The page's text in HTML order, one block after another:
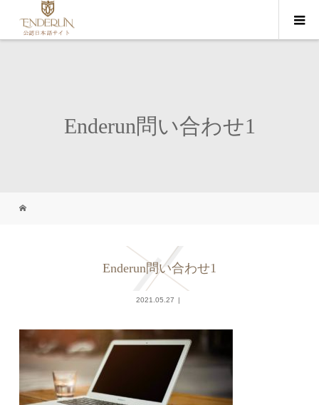
Enderun問い合わせ1
Enderun問い合わせ1
2021.05.27